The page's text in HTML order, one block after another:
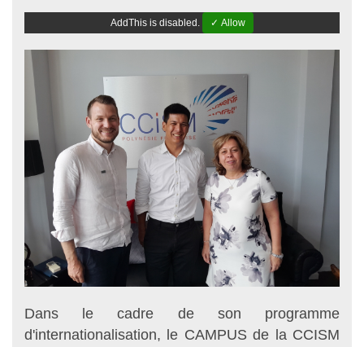
AddThis is disabled. ✓ Allow
Dans le cadre de son programme
d'internationalisation, le CAMPUS de la CCISM